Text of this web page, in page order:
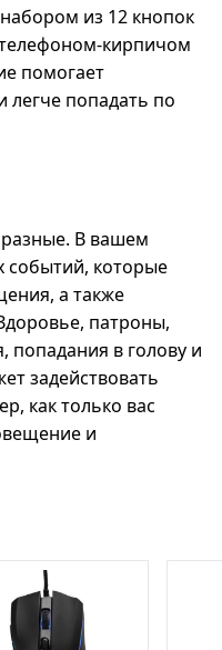
из 12 кнопок
кирпичом
помогает
легче попадать по
В вашем
событий, которые
а также
патроны,
попадания в голову и
задействовать
как только вас
и